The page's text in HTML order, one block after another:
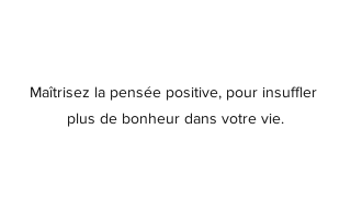
Maîtrisez la pensée positive, pour insuffler
plus de bonheur dans votre vie.